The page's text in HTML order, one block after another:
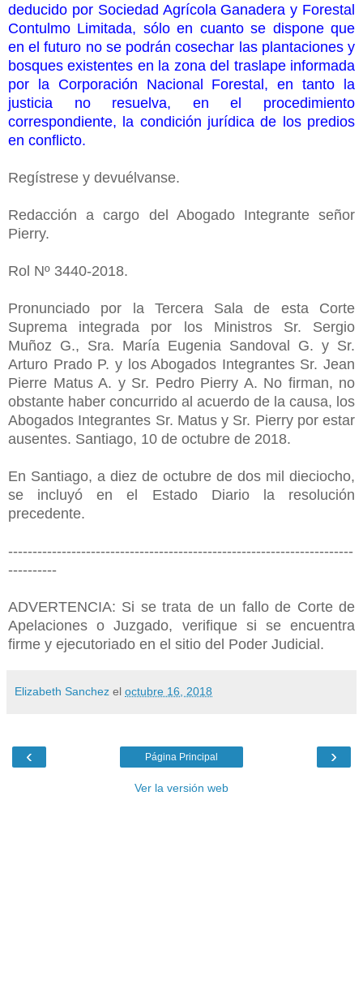
deducido por Sociedad Agrícola Ganadera y Forestal
Contulmo Limitada, sólo en cuanto se dispone que
en el futuro no se podrán cosechar las plantaciones y
bosques existentes en la zona del traslape informada
por la Corporación Nacional Forestal, en tanto la
justicia no resuelva, en el procedimiento
correspondiente, la condición jurídica de los predios
en conflicto.
Regístrese y devuélvanse.
Redacción a cargo del Abogado Integrante señor
Pierry.
Rol Nº 3440-2018.
Pronunciado por la Tercera Sala de esta Corte
Suprema integrada por los Ministros Sr. Sergio
Muñoz G., Sra. María Eugenia Sandoval G. y Sr.
Arturo Prado P. y los Abogados Integrantes Sr. Jean
Pierre Matus A. y Sr. Pedro Pierry A. No firman, no
obstante haber concurrido al acuerdo de la causa, los
Abogados Integrantes Sr. Matus y Sr. Pierry por estar
ausentes. Santiago, 10 de octubre de 2018.
En Santiago, a diez de octubre de dos mil dieciocho,
se incluyó en el Estado Diario la resolución
precedente.
-----------------------------------------------------------------------
----------
ADVERTENCIA: Si se trata de un fallo de Corte de
Apelaciones o Juzgado, verifique si se encuentra
firme y ejecutoriado en el sitio del Poder Judicial.
Elizabeth Sanchez el octubre 16, 2018
‹ ›
Página Principal
Ver la versión web